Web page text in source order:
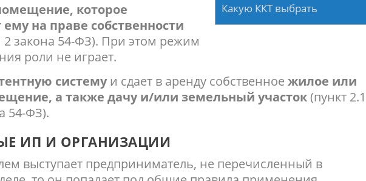
Какую ККТ выбрать
которое
на праве собственности
2 закона 54-ФЗ). При этом режим
роли не играет.
системуи сдает в аренду собственноежилое или
а также дачу и/или земельный участок(пункт 2.1
54-ФЗ).
ИП И ОРГАНИЗАЦИИ
выступает предприниматель, не перечисленный в